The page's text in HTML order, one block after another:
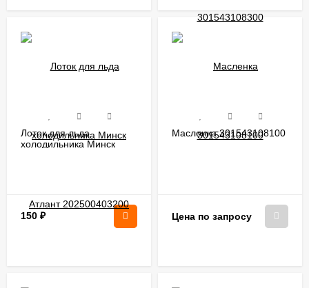
Лоток для льда
холодильника Минск
150 ₽
Масленка 301543108100
Цена по запросу